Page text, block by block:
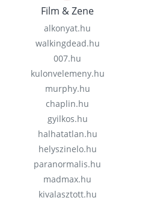
Film & Zene
alkonyat.hu
walkingdead.hu
007.hu
kulonvelemeny.hu
murphy.hu
chaplin.hu
gyilkos.hu
halhatatlan.hu
helyszinelo.hu
paranormalis.hu
madmax.hu
kivalasztott.hu